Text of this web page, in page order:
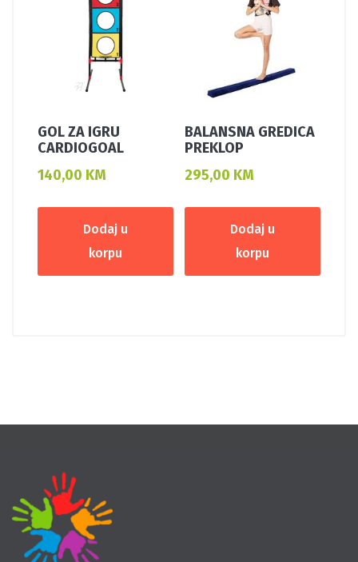
GOL ZA IGRU
CARDIOGOAL
140,00 KM
Dodaj u
korpu
BALANSNA GREDICA
PREKLOP
295,00 KM
Dodaj u
korpu